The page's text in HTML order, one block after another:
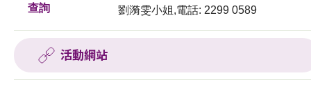
查詢 劉漪雯小姐,電話: 2299 0589
活動網站